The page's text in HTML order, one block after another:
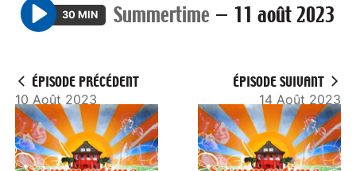
P
y
30 MIN Summertime — 11 août 2023
ÉPISODE PRÉCÉDENT
10 Août 2023
ÉPISODE SUIVANT
14 Août 2023